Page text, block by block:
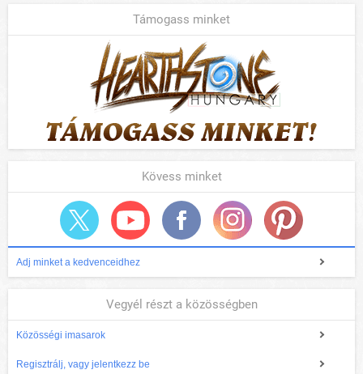
Támogass minket
Kövess minket
Adj minket a kedvenceidhez
Vegyél részt a közösségben
Közösségi imasarok
Regisztrálj, vagy jelentkezz be